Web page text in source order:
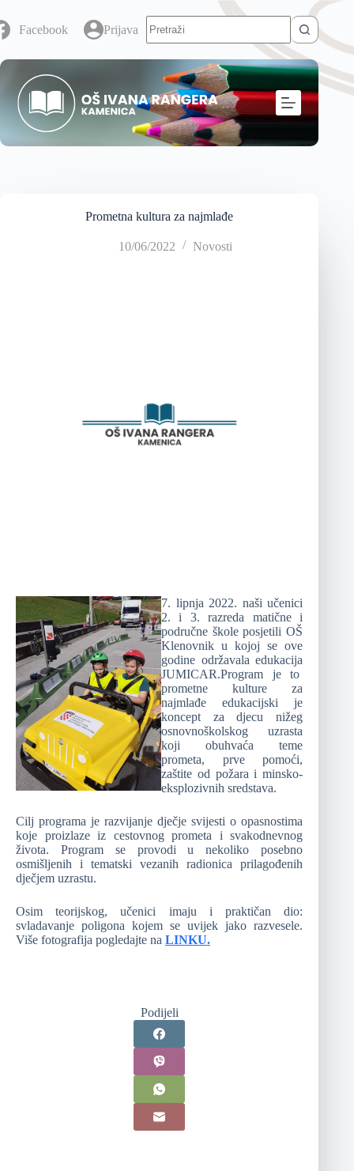
Facebook Prijava
Prometna kultura za najmlađe
10/06/2022 Novosti
7. lipnja 2022. naši učenici
2. i 3. razreda matične i
područne škole posjetili OŠ
Klenovnik u kojoj se ove
godine održavala edukacija
JUMICAR.Program je to
prometne kulture za
najmlađe edukacijski je
koncept za djecu nižeg
osnovnoškolskog uzrasta
koji obuhvaća teme
prometa, prve pomoći,
zaštite od požara i minsko-
eksplozivnih sredstava.
Cilj programa je razvijanje dječje svijesti o opasnostima
koje proizlaze iz cestovnog prometa i svakodnevnog
života. Program se provodi u nekoliko posebno
osmišljenih i tematski vezanih radionica prilagođenih
dječjem uzrastu.
Osim teorijskog, učenici imaju i praktičan dio:
svladavanje poligona kojem se uvijek jako razvesele.
Više fotografija pogledajte na LINKU.
Podijeli